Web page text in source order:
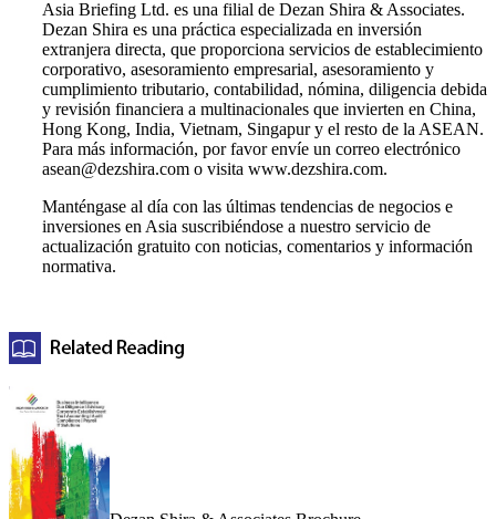
Asia Briefing Ltd. es una filial de Dezan Shira & Associates.
Dezan Shira es una práctica especializada en inversión
extranjera directa, que proporciona servicios de establecimiento
corporativo, asesoramiento empresarial, asesoramiento y
cumplimiento tributario, contabilidad, nómina, diligencia debida
y revisión financiera a multinacionales que invierten en China,
Hong Kong, India, Vietnam, Singapur y el resto de la ASEAN.
Para más información, por favor envíe un correo electrónico
asean@dezshira.com o visita www.dezshira.com.
Manténgase al día con las últimas tendencias de negocios e
inversiones en Asia suscribiéndose a nuestro servicio de
actualización gratuito con noticias, comentarios y información
normativa.